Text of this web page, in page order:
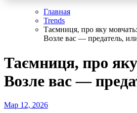
Главная
Trends
Таємниця, про яку
Возле вас — предатель,
Таємниця, про
Возле вас —
Мар 12, 2026